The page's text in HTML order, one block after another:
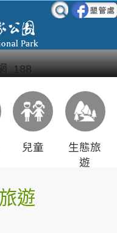
兒童
生態旅
遊
遊